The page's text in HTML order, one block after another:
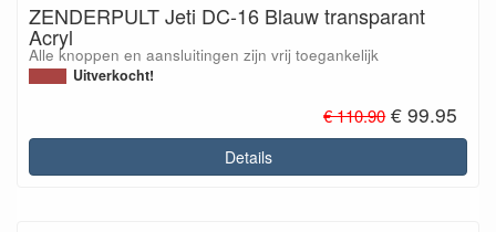
ZENDERPULT Jeti DC-16 Blauw transparant
Acryl
Alle knoppen en aansluitingen zijn vrij toegankelijk
Uitverkocht!
€ 110.90€ 99.95
Details